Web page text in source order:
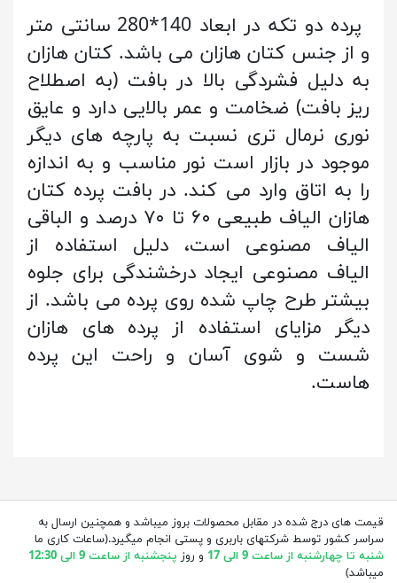
پرده دو تکه در ابعاد 140*280 سانتی متر
و از جنس کتان هازان می باشد. کتان هازان
به دلیل فشردگی بالا در بافت (به اصطلاح
ریز بافت) ضخامت و عمر بالایی دارد و عایق
نوری نرمال تری نسبت به پارچه های دیگر
موجود در بازار است نور مناسب و به اندازه
را به اتاق وارد می کند. در بافت پرده کتان
هازان الیاف طبیعی ۶۰ تا ۷۰ درصد و الباقی
الیاف مصنوعی است، دلیل استفاده از
الیاف مصنوعی ایجاد درخشندگی برای جلوه
بیشتر طرح چاپ شده روی پرده می باشد. از
دیگر مزایای استفاده از پرده های هازان
شست و شوی آسان و راحت این پرده
هاست.
قیمت های درج شده در مقابل محصولات بروز میباشد و همچنین ارسال به
سراسر کشور توسط شرکتهای باربری و پستی انجام میگیرد.(ساعات کاری ما
شنبه تا چهارشنبه از ساعت 9 الی 17
و روز پنجشنبه از ساعت 9 الی 12:30
میباشد)